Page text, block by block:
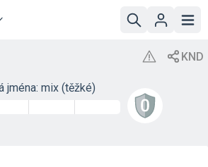
jména: mix (těžké)